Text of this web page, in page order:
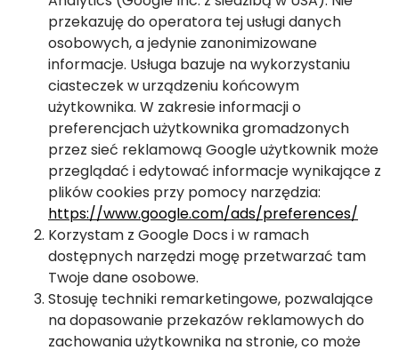
przekazuję do operatora tej usługi danych
osobowych, a jedynie zanonimizowane
informacje. Usługa bazuje na wykorzystaniu
ciasteczek w urządzeniu końcowym
użytkownika. W zakresie informacji o
preferencjach użytkownika gromadzonych
przez sieć reklamową Google użytkownik może
przeglądać i edytować informacje wynikające z
plików cookies przy pomocy narzędzia:
https://www.google.com/ads/preferences/
Korzystam z Google Docs i w ramach
dostępnych narzędzi mogę przetwarzać tam
Twoje dane osobowe.
Stosuję techniki remarketingowe, pozwalające
na dopasowanie przekazów reklamowych do
zachowania użytkownika na stronie, co może